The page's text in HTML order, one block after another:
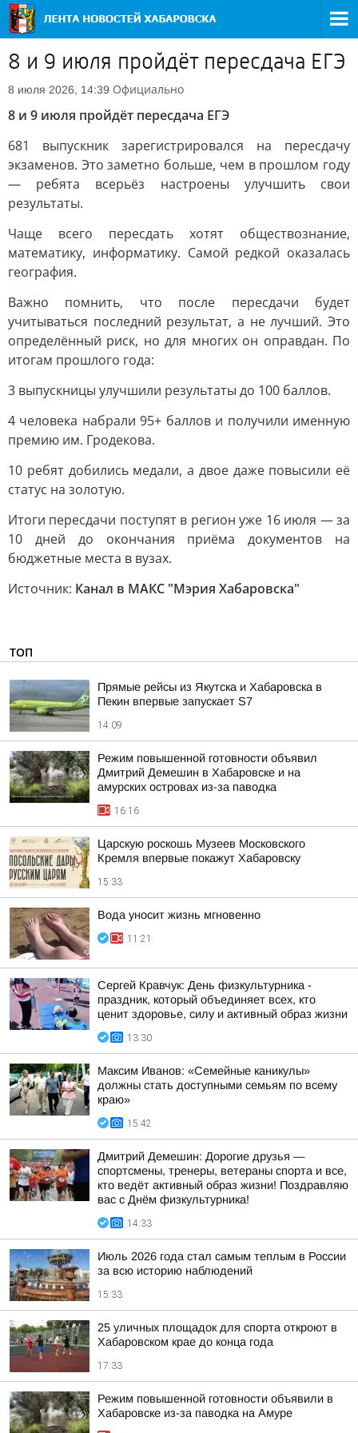
8 и 9 июля пройдёт пересдача ЕГЭ
8 июля 2026, 14:39 Официально
8 и 9 июля пройдёт пересдача ЕГЭ
681 выпускник зарегистрировался на пересдачу
экзаменов. Это заметно больше, чем в прошлом году
— ребята всерьёз настроены улучшить свои
результаты.
Чаще всего пересдать хотят обществознание,
математику, информатику. Самой редкой оказалась
география.
Важно помнить, что после пересдачи будет
учитываться последний результат, а не лучший. Это
определённый риск, но для многих он оправдан. По
итогам прошлого года:
3 выпускницы улучшили результаты до 100 баллов.
4 человека набрали 95+ баллов и получили именную
премию им. Гродекова.
10 ребят добились медали, а двое даже повысили её
статус на золотую.
Итоги пересдачи поступят в регион уже 16 июля — за
10 дней до окончания приёма документов на
бюджетные места в вузах.
Источник: Канал в МАКС "Мэрия Хабаровска"
ТОП
Прямые рейсы из Якутска и Хабаровска в
Пекин впервые запускает S7
14:09
Режим повышенной готовности объявил
Дмитрий Демешин в Хабаровске и на
амурских островах из-за паводка
16:16
Царскую роскошь Музеев Московского
Кремля впервые покажут Хабаровску
15:33
Вода уносит жизнь мгновенно
11:21
Сергей Кравчук: День физкультурника -
праздник, который объединяет всех, кто
ценит здоровье, силу и активный образ жизни
13:30
Максим Иванов: «Семейные каникулы»
должны стать доступными семьям по всему
краю»
15:42
Дмитрий Демешин: Дорогие друзья —
спортсмены, тренеры, ветераны спорта и все,
кто ведёт активный образ жизни! Поздравляю
вас с Днём физкультурника!
14:33
Июль 2026 года стал самым теплым в России
за всю историю наблюдений
15:33
25 уличных площадок для спорта откроют в
Хабаровском крае до конца года
17:33
Режим повышенной готовности объявили в
Хабаровске из-за паводка на Амуре